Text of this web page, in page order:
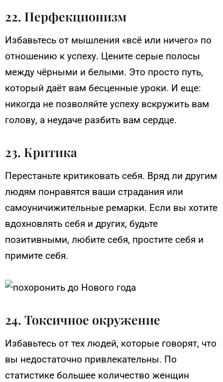
22. Перфекционизм
Избавьтесь от мышления «всё или ничего» по
отношению к успеху. Цените серые полосы
между чёрными и белыми. Это просто путь,
который даёт вам бесценные уроки. И еще:
никогда не позволяйте успеху вскружить вам
голову, а неудаче разбить вам сердце.
23. Критика
Перестаньте критиковать себя. Вряд ли другим
людям понравятся ваши страдания или
самоуничижительные ремарки. Если вы хотите
вдохновлять себя и других, будьте
позитивными, любите себя, простите себя и
примите себя.
24. Токсичное окружение
Избавьтесь от тех людей, которые говорят, что
вы недостаточно привлекательны. По
статистике большее количество женщин